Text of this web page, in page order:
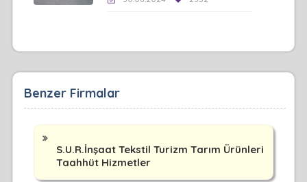
Benzer Firmalar
S.U.R.İnşaat Tekstil Turizm Tarım Ürünleri
Taahhüt Hizmetler